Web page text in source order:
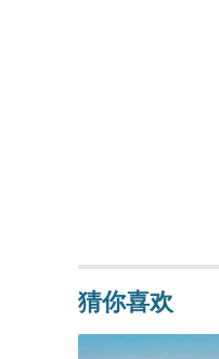
猜你喜欢